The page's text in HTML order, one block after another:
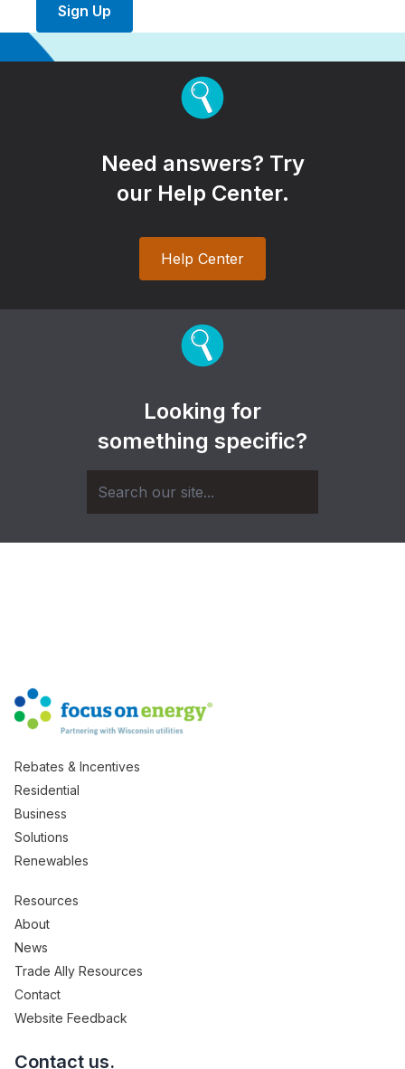
Sign Up
Need answers? Try
our Help Center.
Help Center
Looking for
something specific?
Rebates & Incentives
Residential
Business
Solutions
Renewables
Resources
About
News
Trade Ally Resources
Contact
Website Feedback
Contact us.